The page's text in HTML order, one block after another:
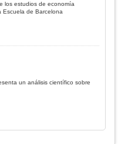
los estudios de economía
Escuela de Barcelona
un análisis científico sobre